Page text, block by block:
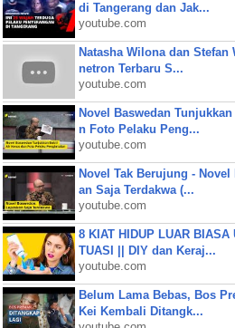
di Tangerang dan Jak...
youtube.com
Natasha Wilona dan
netron Terbaru S...
youtube.com
Novel Baswedan
n Foto Pelaku Peng...
youtube.com
Novel Tak Berujung - Novel
an Saja Terdakwa (...
youtube.com
8 KIAT HIDUP LUAR BIASA
TUASI || DIY dan Keraj...
youtube.com
Belum Lama Bebas, Bos
Kei Kembali Ditangk...